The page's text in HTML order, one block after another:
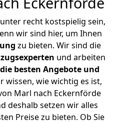
recht kostspielig sein,
wir sind hier, um Ihnen
zu bieten. Wir sind die
und arbeiten
die besten Angebote und
wissen, wie wichtig es ist,
Marl nach Eckernförde
deshalb setzen wir alles
Preise zu bieten. Ob Sie